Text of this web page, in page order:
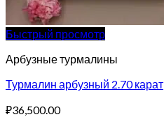
Быстрый просмотр
Арбузные турмалины
Турмалин арбузный 2.70 карат
₽36,500.00